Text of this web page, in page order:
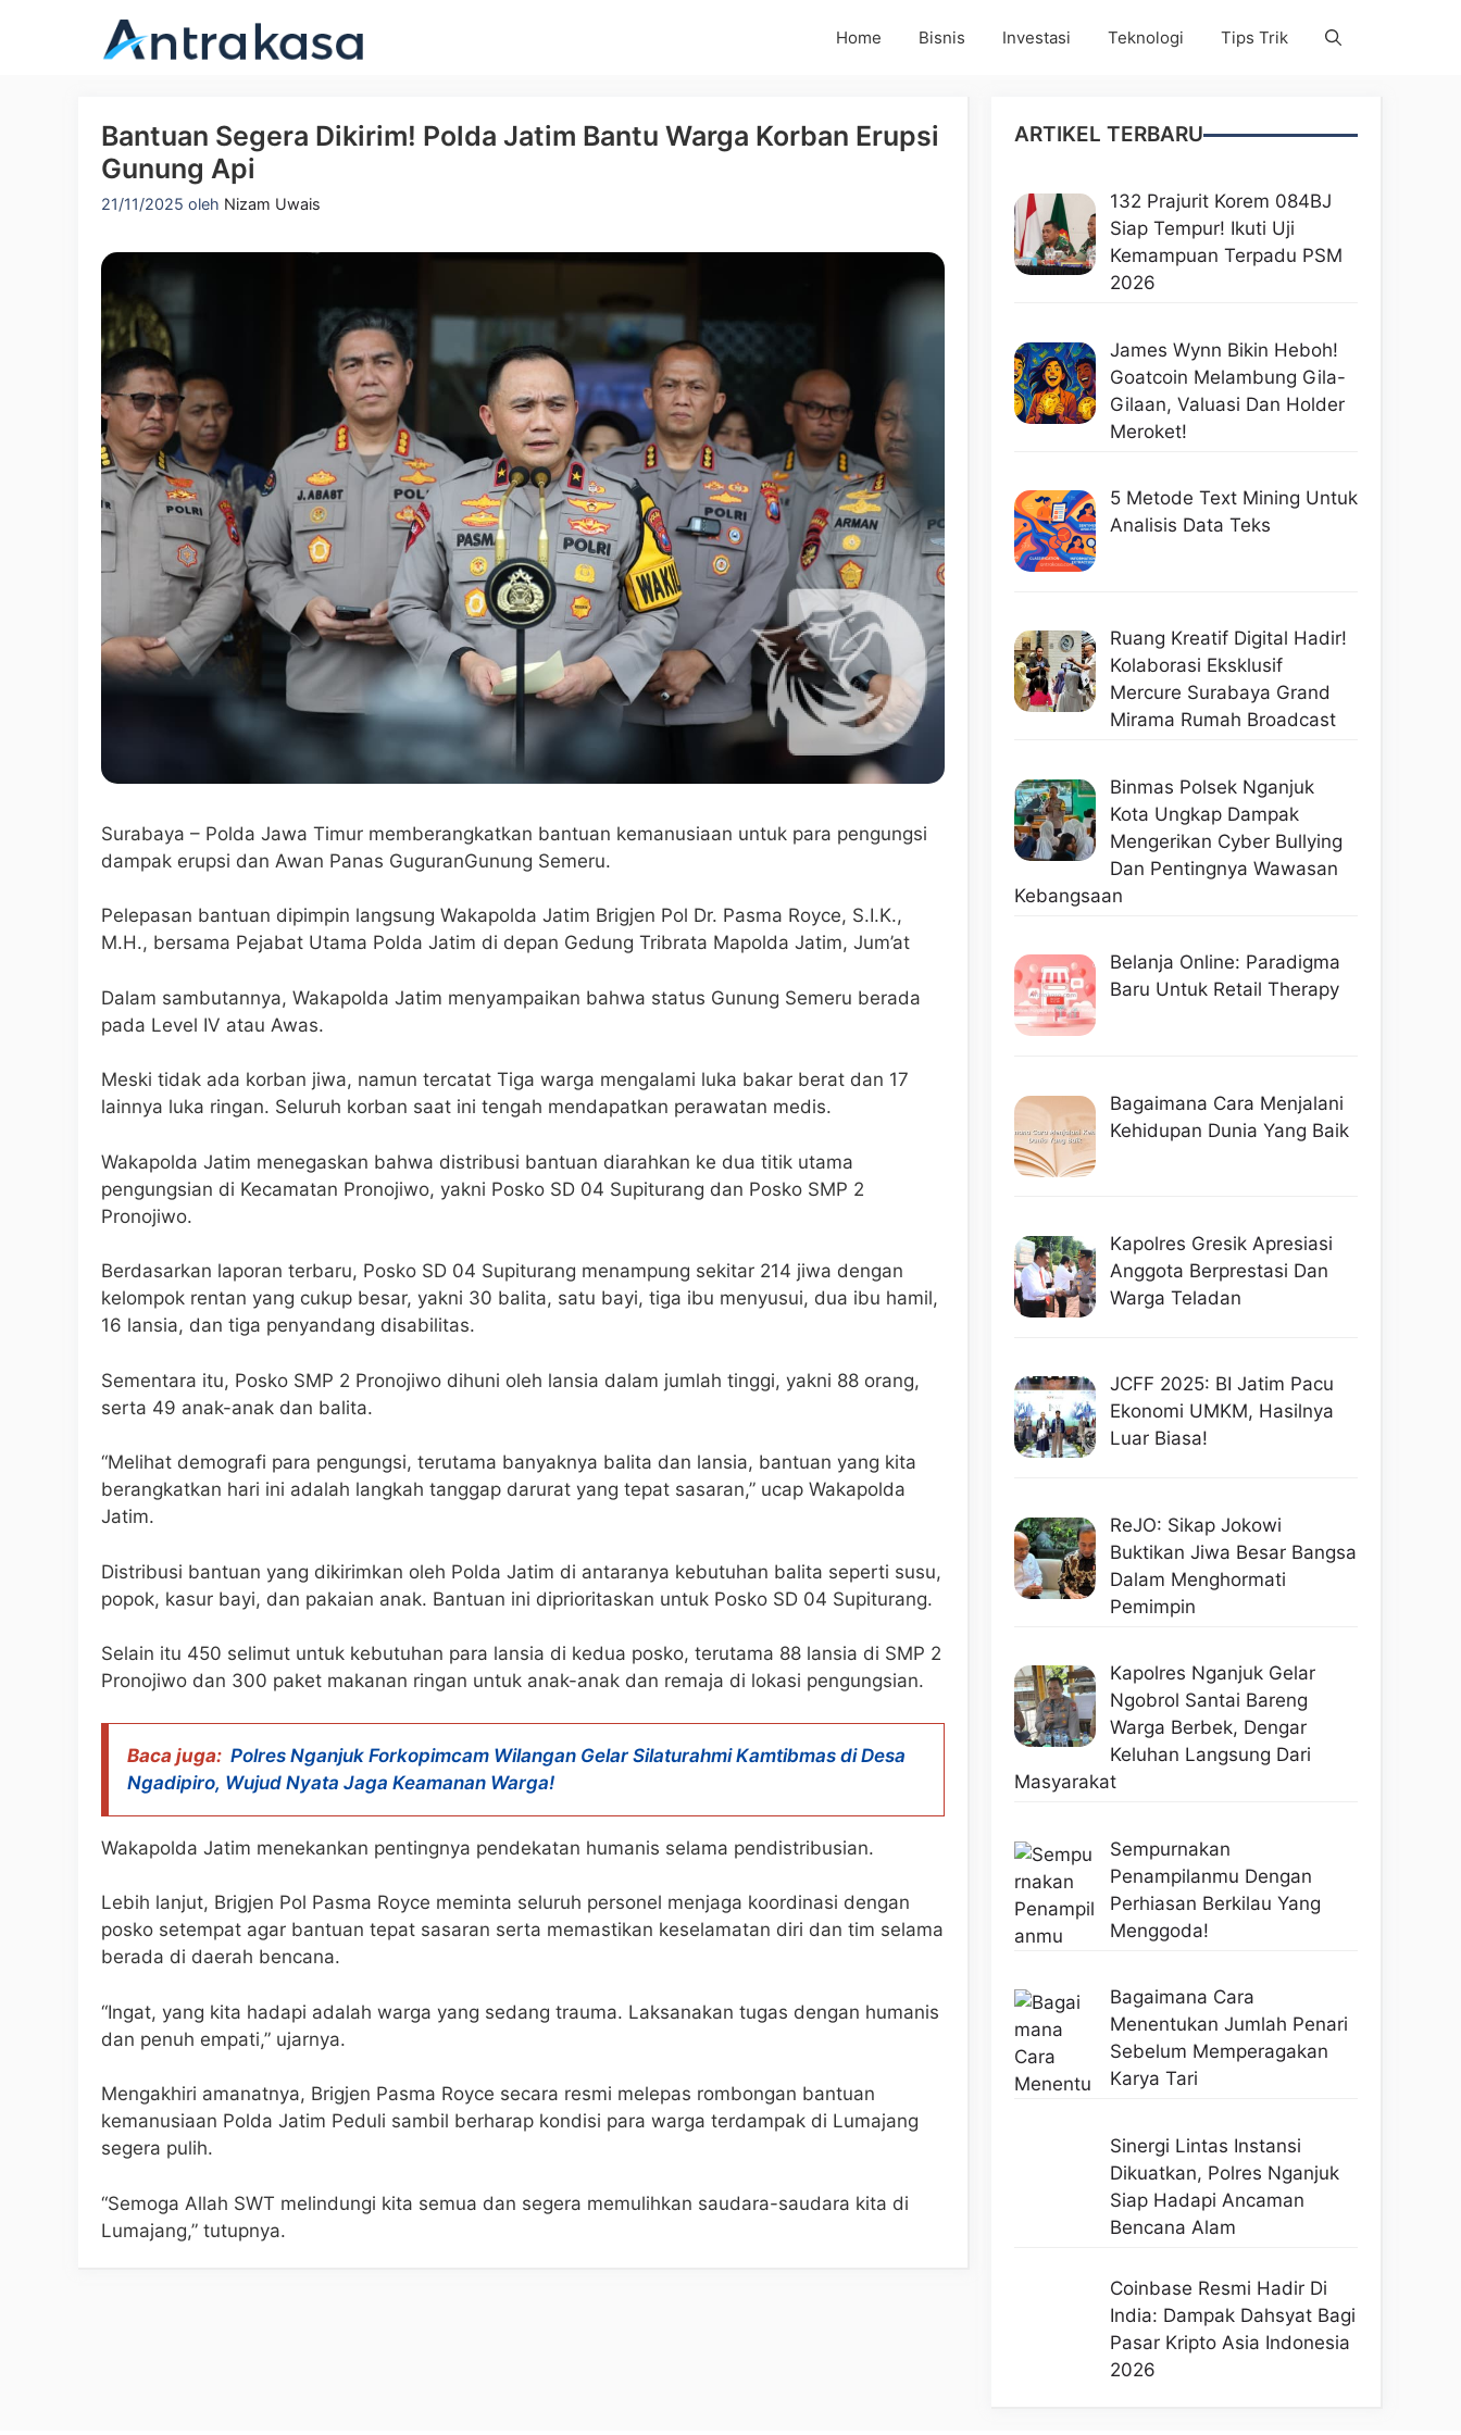
Home Bisnis Investasi Teknologi Tips Trik
Bantuan Segera Dikirim! Polda Jatim Bantu Warga Korban Erupsi
Gunung Api
21/11/2025 oleh Nizam Uwais
Surabaya – Polda Jawa Timur memberangkatkan bantuan kemanusiaan untuk para pengungsi
dampak erupsi dan Awan Panas GuguranGunung Semeru.
Pelepasan bantuan dipimpin langsung Wakapolda Jatim Brigjen Pol Dr. Pasma Royce, S.I.K.,
M.H., bersama Pejabat Utama Polda Jatim di depan Gedung Tribrata Mapolda Jatim, Jum’at
Dalam sambutannya, Wakapolda Jatim menyampaikan bahwa status Gunung Semeru berada
pada Level IV atau Awas.
Meski tidak ada korban jiwa, namun tercatat Tiga warga mengalami luka bakar berat dan 17
lainnya luka ringan. Seluruh korban saat ini tengah mendapatkan perawatan medis.
Wakapolda Jatim menegaskan bahwa distribusi bantuan diarahkan ke dua titik utama
pengungsian di Kecamatan Pronojiwo, yakni Posko SD 04 Supiturang dan Posko SMP 2
Pronojiwo.
Berdasarkan laporan terbaru, Posko SD 04 Supiturang menampung sekitar 214 jiwa dengan
kelompok rentan yang cukup besar, yakni 30 balita, satu bayi, tiga ibu menyusui, dua ibu hamil,
16 lansia, dan tiga penyandang disabilitas.
Sementara itu, Posko SMP 2 Pronojiwo dihuni oleh lansia dalam jumlah tinggi, yakni 88 orang,
serta 49 anak-anak dan balita.
“Melihat demografi para pengungsi, terutama banyaknya balita dan lansia, bantuan yang kita
berangkatkan hari ini adalah langkah tanggap darurat yang tepat sasaran,” ucap Wakapolda
Jatim.
Distribusi bantuan yang dikirimkan oleh Polda Jatim di antaranya kebutuhan balita seperti susu,
popok, kasur bayi, dan pakaian anak. Bantuan ini diprioritaskan untuk Posko SD 04 Supiturang.
Selain itu 450 selimut untuk kebutuhan para lansia di kedua posko, terutama 88 lansia di SMP 2
Pronojiwo dan 300 paket makanan ringan untuk anak-anak dan remaja di lokasi pengungsian.
Baca juga: Polres Nganjuk Forkopimcam Wilangan Gelar Silaturahmi Kamtibmas di Desa
Ngadipiro, Wujud Nyata Jaga Keamanan Warga!
Wakapolda Jatim menekankan pentingnya pendekatan humanis selama pendistribusian.
Lebih lanjut, Brigjen Pol Pasma Royce meminta seluruh personel menjaga koordinasi dengan
posko setempat agar bantuan tepat sasaran serta memastikan keselamatan diri dan tim selama
berada di daerah bencana.
“Ingat, yang kita hadapi adalah warga yang sedang trauma. Laksanakan tugas dengan humanis
dan penuh empati,” ujarnya.
Mengakhiri amanatnya, Brigjen Pasma Royce secara resmi melepas rombongan bantuan
kemanusiaan Polda Jatim Peduli sambil berharap kondisi para warga terdampak di Lumajang
segera pulih.
“Semoga Allah SWT melindungi kita semua dan segera memulihkan saudara-saudara kita di
Lumajang,” tutupnya.
ARTIKEL TERBARU
132 Prajurit Korem 084BJ
Siap Tempur! Ikuti Uji
Kemampuan Terpadu PSM
2026
James Wynn Bikin Heboh!
Goatcoin Melambung Gila-
Gilaan, Valuasi Dan Holder
Meroket!
5 Metode Text Mining Untuk
Analisis Data Teks
Ruang Kreatif Digital Hadir!
Kolaborasi Eksklusif
Mercure Surabaya Grand
Mirama Rumah Broadcast
Binmas Polsek Nganjuk
Kota Ungkap Dampak
Mengerikan Cyber Bullying
Dan Pentingnya Wawasan
Kebangsaan
Belanja Online: Paradigma
Baru Untuk Retail Therapy
Bagaimana Cara Menjalani
Kehidupan Dunia Yang Baik
Kapolres Gresik Apresiasi
Anggota Berprestasi Dan
Warga Teladan
JCFF 2025: BI Jatim Pacu
Ekonomi UMKM, Hasilnya
Luar Biasa!
ReJO: Sikap Jokowi
Buktikan Jiwa Besar Bangsa
Dalam Menghormati
Pemimpin
Kapolres Nganjuk Gelar
Ngobrol Santai Bareng
Warga Berbek, Dengar
Keluhan Langsung Dari
Masyarakat
Sempurnakan
Penampilanmu Dengan
Perhiasan Berkilau Yang
Menggoda!
Bagaimana Cara
Menentukan Jumlah Penari
Sebelum Memperagakan
Karya Tari
Sinergi Lintas Instansi
Dikuatkan, Polres Nganjuk
Siap Hadapi Ancaman
Bencana Alam
Coinbase Resmi Hadir Di
India: Dampak Dahsyat Bagi
Pasar Kripto Asia Indonesia
2026